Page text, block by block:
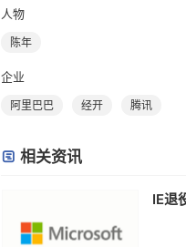
人物
陈年
企业
阿里巴巴 经开 腾讯
相关资讯
IE退